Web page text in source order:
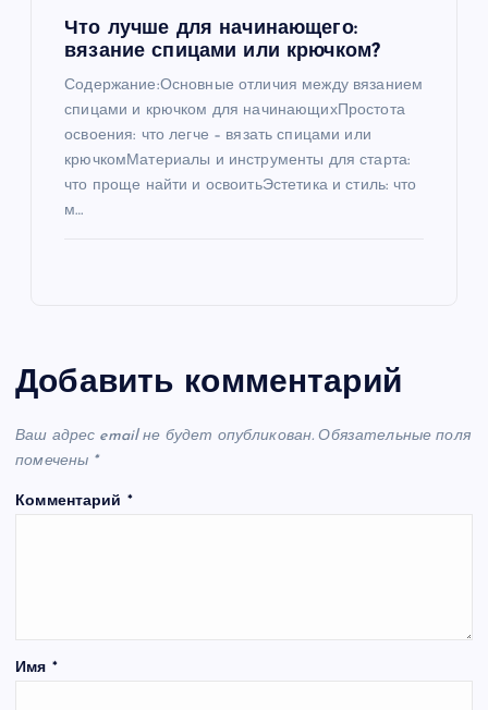
Что лучше для начинающего:
вязание спицами или крючком?
Содержание:Основные отличия между вязанием
спицами и крючком для начинающихПростота
освоения: что легче – вязать спицами или
крючкомМатериалы и инструменты для старта:
что проще найти и освоитьЭстетика и стиль: что
м…
Добавить комментарий
Ваш адрес email не будет опубликован. Обязательные поля
помечены *
Комментарий *
Имя *